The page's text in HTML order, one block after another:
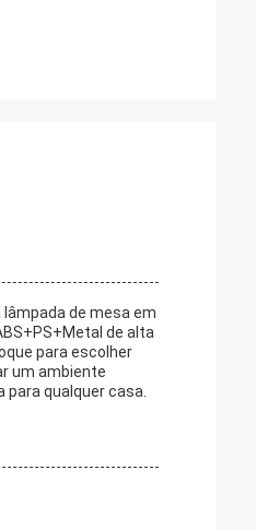
de mesa em
de alta
para escolher
um ambiente
qualquer casa.